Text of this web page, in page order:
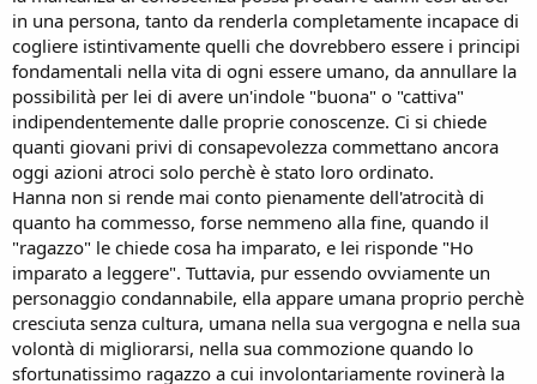
in una persona, tanto da renderla completamente incapace di
cogliere istintivamente quelli che dovrebbero essere i principi
fondamentali nella vita di ogni essere umano, da annullare la
possibilità per lei di avere un'indole "buona" o "cattiva"
indipendentemente dalle proprie conoscenze. Ci si chiede
quanti giovani privi di consapevolezza commettano ancora
oggi azioni atroci solo perchè è stato loro ordinato.
Hanna non si rende mai conto pienamente dell'atrocità di
quanto ha commesso, forse nemmeno alla fine, quando il
"ragazzo" le chiede cosa ha imparato, e lei risponde "Ho
imparato a leggere". Tuttavia, pur essendo ovviamente un
personaggio condannabile, ella appare umana proprio perchè
cresciuta senza cultura, umana nella sua vergogna e nella sua
volontà di migliorarsi, nella sua commozione quando lo
sfortunatissimo ragazzo a cui involontariamente rovinerà la